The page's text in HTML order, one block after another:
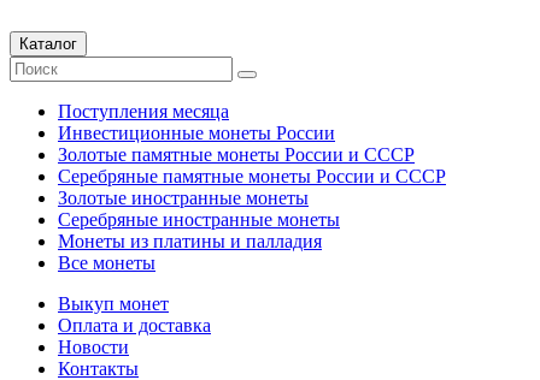
Каталог
Поступления месяца
Инвестиционные монеты России
Золотые памятные монеты России и СССР
Серебряные памятные монеты России и СССР
Золотые иностранные монеты
Серебряные иностранные монеты
Монеты из платины и палладия
Все монеты
Выкуп монет
Оплата и доставка
Новости
Контакты